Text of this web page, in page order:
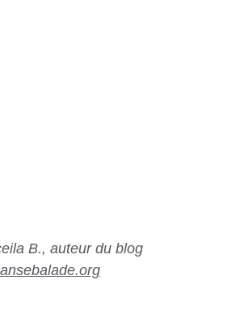
B., auteur du blog